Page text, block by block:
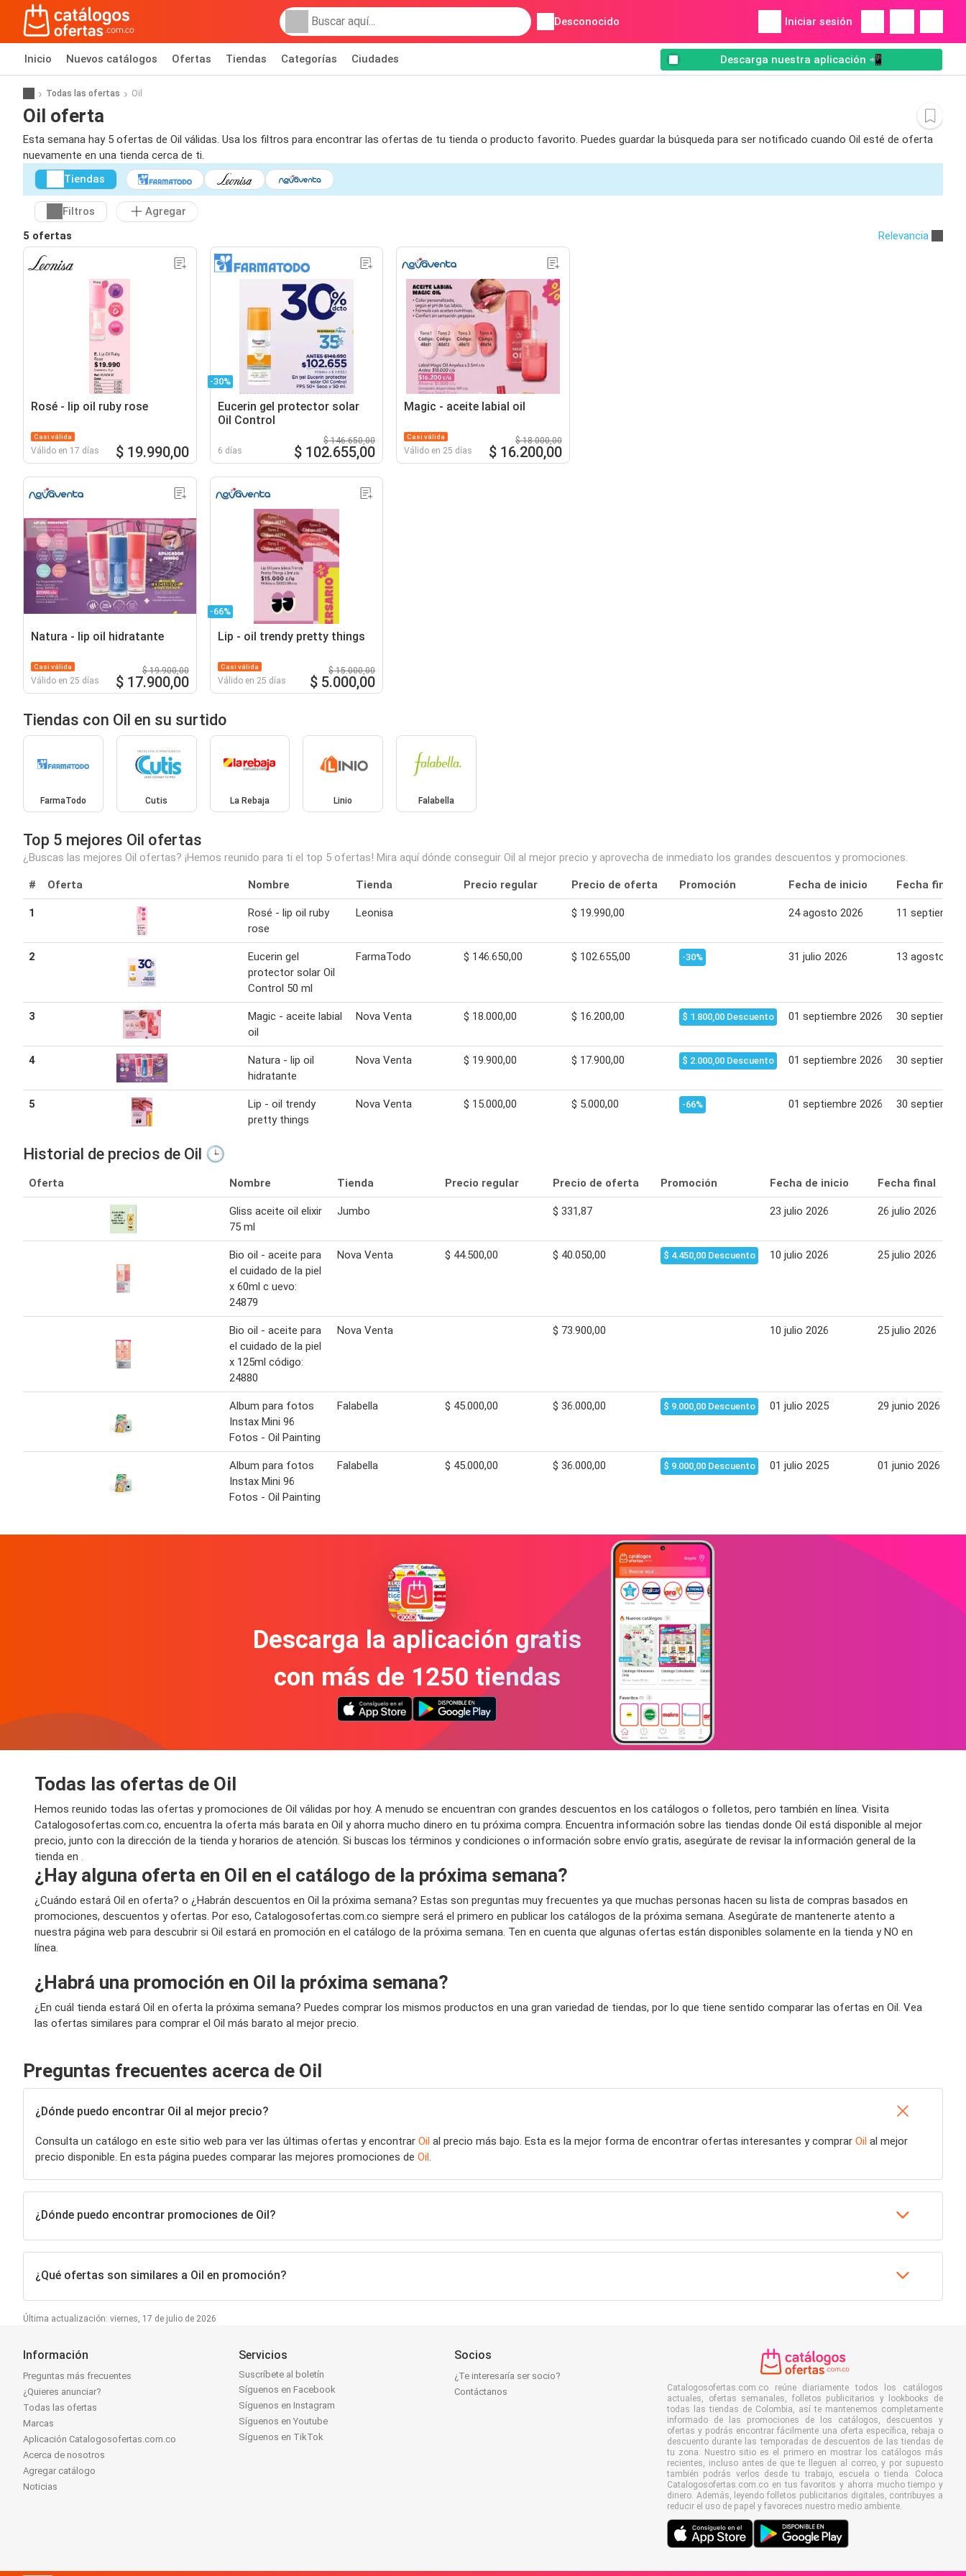
Desconocido Iniciar sesión
Inicio Nuevos catálogos Ofertas Tiendas Categorías Ciudades Descarga nuestra aplicación 📲
Todas las ofertas Oil
Oil oferta
Esta semana hay 5 ofertas de Oil válidas. Usa los filtros para encontrar las ofertas de tu tienda o producto favorito. Puedes guardar la búsqueda para ser notificado cuando Oil esté de oferta
nuevamente en una tienda cerca de ti.
Tiendas
Filtros
Agregar
5 ofertas
Relevancia
Rosé - lip oil ruby rose
Casi válida
Válido en 17 días $ 19.990,00
-30%
Eucerin gel protector solar
Oil Control
6 días
$ 146.650,00
$ 102.655,00
Magic - aceite labial oil
Casi válida
Válido en 25 días
$ 18.000,00
$ 16.200,00
Natura - lip oil hidratante
Casi válida
Válido en 25 días
$ 19.900,00
$ 17.900,00
-66%
Lip - oil trendy pretty things
Casi válida
Válido en 25 días
$ 15.000,00
$ 5.000,00
Tiendas con Oil en su surtido
FarmaTodo Cutis La Rebaja Linio Falabella
Top 5 mejores Oil ofertas
¿Buscas las mejores Oil ofertas? ¡Hemos reunido para ti el top 5 ofertas! Mira aquí dónde conseguir Oil al mejor precio y aprovecha de inmediato los grandes descuentos y promociones.
# Oferta Nombre Tienda Precio regular Precio de oferta Promoción Fecha de inicio Fecha final
1
Rosé - lip oil ruby
rose
Leonisa $ 19.990,00 24 agosto 2026 11
2
Eucerin gel
protector solar Oil
Control 50 ml
FarmaTodo $ 146.650,00 $ 102.655,00 -30% 31 julio 2026 13 agosto
3
Magic - aceite labial
oil
Nova Venta $ 18.000,00 $ 16.200,00 $ 1.800,00 Descuento 01 septiembre 2026 30
4
Natura - lip oil
hidratante
Nova Venta $ 19.900,00 $ 17.900,00 $ 2.000,00 Descuento 01 septiembre 2026 30
5
Lip - oil trendy
pretty things
Nova Venta $ 15.000,00 $ 5.000,00 -66% 01 septiembre 2026 30
Historial de precios de Oil 🕒
Oferta Nombre Tienda Precio regular Precio de oferta Promoción Fecha de inicio Fecha final
Gliss aceite oil elixir
75 ml
Jumbo $ 331,87 23 julio 2026 26 julio 2026
Bio oil - aceite para
el cuidado de la piel
x 60ml c uevo:
24879
Nova Venta $ 44.500,00 $ 40.050,00 $ 4.450,00 Descuento 10 julio 2026 25 julio 2026
Bio oil - aceite para
el cuidado de la piel
x 125ml código:
24880
Nova Venta $ 73.900,00 10 julio 2026 25 julio 2026
Album para fotos
Instax Mini 96
Fotos - Oil Painting
Falabella $ 45.000,00 $ 36.000,00 $ 9.000,00 Descuento 01 julio 2025 29 junio 2026
Album para fotos
Instax Mini 96
Fotos - Oil Painting
Falabella $ 45.000,00 $ 36.000,00 $ 9.000,00 Descuento 01 julio 2025 01 junio 2026
Descarga la aplicación gratis
con más de 1250 tiendas
Todas las ofertas de Oil
Hemos reunido todas las ofertas y promociones de Oil válidas por hoy. A menudo se encuentran con grandes descuentos en los catálogos o folletos, pero también en línea. Visita
Catalogosofertas.com.co, encuentra la oferta más barata en Oil y ahorra mucho dinero en tu próxima compra. Encuentra información sobre las tiendas donde Oil está disponible al mejor
precio, junto con la dirección de la tienda y horarios de atención. Si buscas los términos y condiciones o información sobre envío gratis, asegúrate de revisar la información general de la
tienda en .
¿Hay alguna oferta en Oil en el catálogo de la próxima semana?
¿Cuándo estará Oil en oferta? o ¿Habrán descuentos en Oil la próxima semana? Estas son preguntas muy frecuentes ya que muchas personas hacen su lista de compras basados en
promociones, descuentos y ofertas. Por eso, Catalogosofertas.com.co siempre será el primero en publicar los catálogos de la próxima semana. Asegúrate de mantenerte atento a
nuestra página web para descubrir si Oil estará en promoción en el catálogo de la próxima semana. Ten en cuenta que algunas ofertas están disponibles solamente en la tienda y NO en
línea.
¿Habrá una promoción en Oil la próxima semana?
¿En cuál tienda estará Oil en oferta la próxima semana? Puedes comprar los mismos productos en una gran variedad de tiendas, por lo que tiene sentido comparar las ofertas en Oil. Vea
las ofertas similares para comprar el Oil más barato al mejor precio.
Preguntas frecuentes acerca de Oil
¿Dónde puedo encontrar Oil al mejor precio?
Consulta un catálogo en este sitio web para ver las últimas ofertas y encontrar Oil al precio más bajo. Esta es la mejor forma de encontrar ofertas interesantes y comprar Oil al mejor
precio disponible. En esta página puedes comparar las mejores promociones de Oil.
¿Dónde puedo encontrar promociones de Oil?
¿Qué ofertas son similares a Oil en promoción?
Última actualización: viernes, 17 de julio de 2026
Información
Preguntas más frecuentes
¿Quieres anunciar?
Todas las ofertas
Marcas
Aplicación Catalogosofertas.com.co
Acerca de nosotros
Agregar catálogo
Noticias
Servicios
Suscríbete al boletín
Síguenos en Facebook
Síguenos en Instagram
Síguenos en Youtube
Síguenos en TikTok
Socios
¿Te interesaría ser socio?
Contáctanos
Catalogosofertas.com.co reúne diariamente todos los catálogos
actuales, ofertas semanales, folletos publicitarios y lookbooks de
todas las tiendas de Colombia, así te mantenemos completamente
informado de las promociones de los catálogos, descuentos y
ofertas y podrás encontrar fácilmente una oferta específica, rebaja o
descuento durante las temporadas de descuentos de las tiendas de
tu zona. Nuestro sitio es el primero en mostrar los catálogos más
recientes, incluso antes de que te lleguen al correo, y por supuesto
también podrás verlos desde tu trabajo, escuela o tienda. Coloca
Catalogosofertas.com.co en tus favoritos y ahorra mucho tiempo y
dinero. Además, leyendo folletos publicitarios digitales, contribuyes a
reducir el uso de papel y favoreces nuestro medio ambiente.